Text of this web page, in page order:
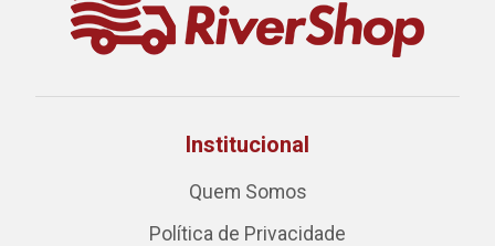
Institucional
Quem Somos
Política de Privacidade